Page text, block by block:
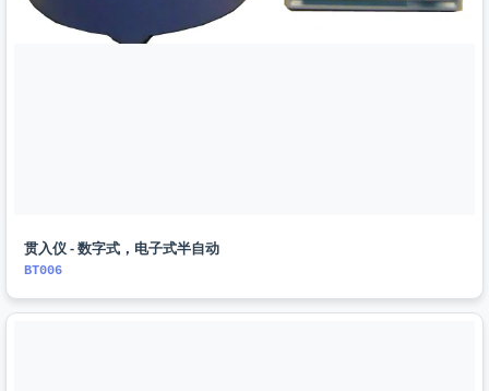
贯入仪 - 数字式，电子式半自动
BT006